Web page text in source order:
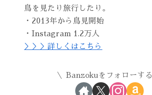
鳥を見たり旅行したり。
・2013年から鳥見開始
・Instagram 1.2万人
＞＞＞詳しくはこちら
Banzokuをフォローする